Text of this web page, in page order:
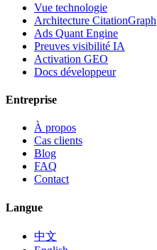
Vue technologie
Architecture CitationGraph
Ads Quant Engine
Preuves visibilité IA
Activation GEO
Docs développeur
Entreprise
À propos
Cas clients
Blog
FAQ
Contact
Langue
中文